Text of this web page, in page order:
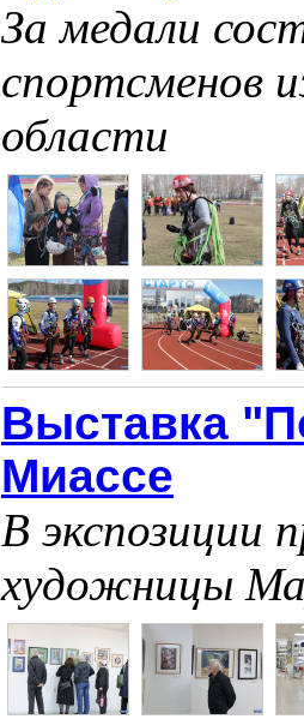
За медали
спортсменов
области
Выставка
Миассе
В экспозиции
художницы